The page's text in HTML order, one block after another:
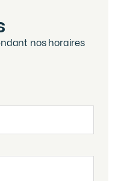
nos horaires